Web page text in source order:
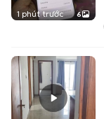
1 phút trước 6